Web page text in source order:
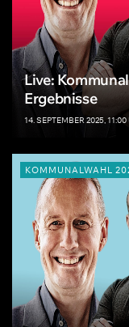
Live:
Ergebnisse
14. SEPTEMBER 2025, 11:00
KOMMUNALWAHL